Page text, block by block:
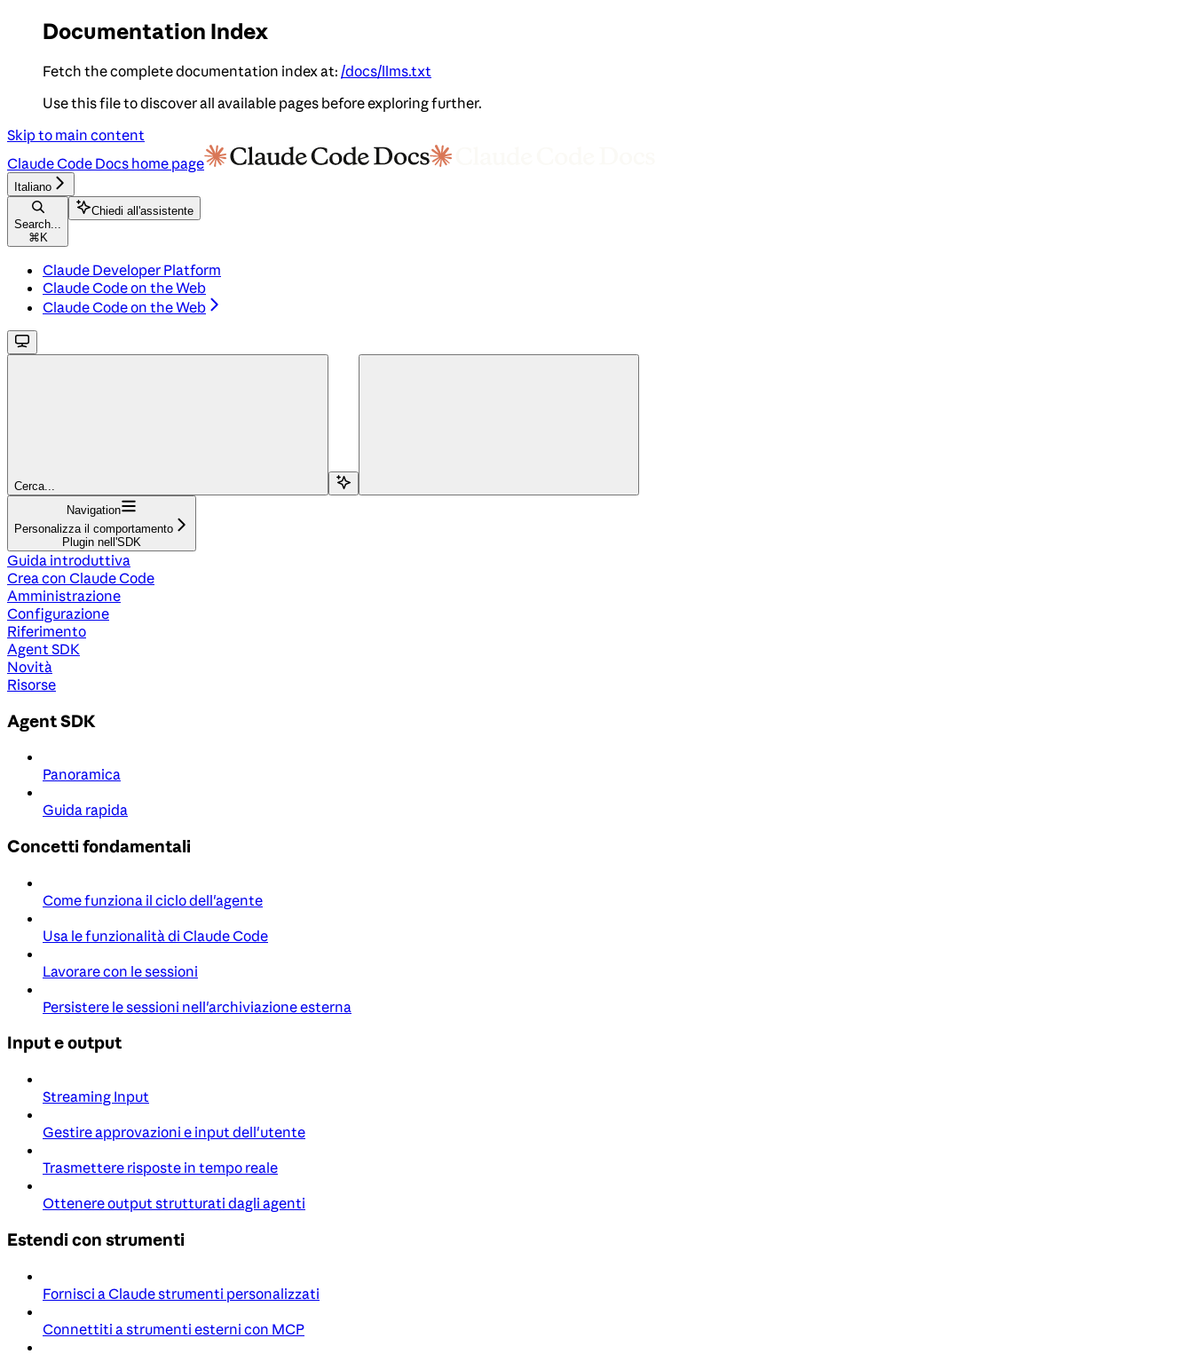
Documentation Index
Fetch the complete documentation index at: /docs/llms.txt
Use this file to discover all available pages before exploring further.
Skip to main content
Claude Code Docs home page
Italiano
Search...
⌘ K
Chiedi all'assistente
Claude Developer Platform
Claude Code on the Web
Claude Code on the Web
Cerca...
Navigation
Personalizza il comportamento
Plugin nell'SDK
Guida introduttiva
Crea con Claude Code
Amministrazione
Configurazione
Riferimento
Agent SDK
Novità
Risorse
Agent SDK
Panoramica
Guida rapida
Concetti fondamentali
Come funziona il ciclo dell'agente
Usa le funzionalità di Claude Code
Lavorare con le sessioni
Persistere le sessioni nell'archiviazione esterna
Input e output
Streaming Input
Gestire approvazioni e input dell'utente
Trasmettere risposte in tempo reale
Ottenere output strutturati dagli agenti
Estendi con strumenti
Fornisci a Claude strumenti personalizzati
Connettiti a strumenti esterni con MCP